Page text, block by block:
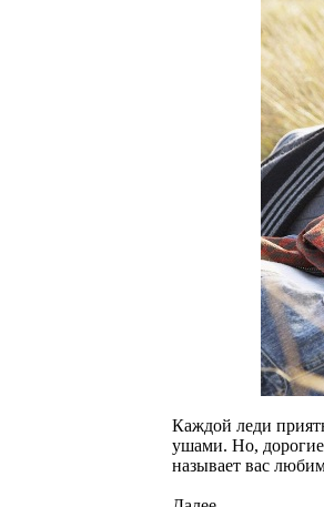
Каждой леди
ушами. Но, дорогие
называет вас